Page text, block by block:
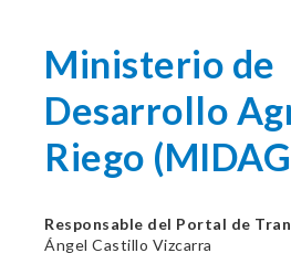
Ministerio de
Desarrollo
Riego
Responsable del Portal de
Ángel Castillo Vizcarra